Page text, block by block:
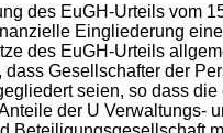
des EuGH-Urteils vom
Eingliederung
des EuGH-Urteils
Gesellschafter der
seien, so dass
der U Verwaltungs-